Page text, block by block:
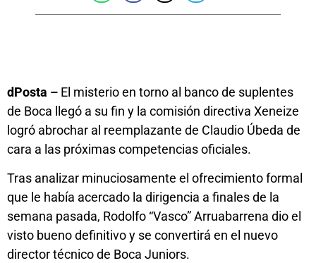
dPosta – El misterio en torno al banco de suplentes
de Boca llegó a su fin y la comisión directiva Xeneize
logró abrochar al reemplazante de Claudio Úbeda de
cara a las próximas competencias oficiales.
Tras analizar minuciosamente el ofrecimiento formal
que le había acercado la dirigencia a finales de la
semana pasada, Rodolfo “Vasco” Arruabarrena dio el
visto bueno definitivo y se convertirá en el nuevo
director técnico de Boca Juniors.